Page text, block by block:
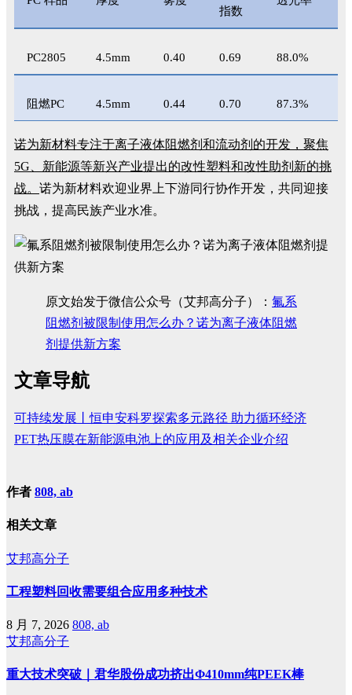
指数
PC2805 4.5mm 0.40 0.69 88.0%
阻燃PC 4.5mm 0.44 0.70 87.3%
诺为新材料专注于离子液体阻燃剂和流动剂的开发，聚焦
5G、新能源等新兴产业提出的改性塑料和改性助剂新的挑
战。 诺为新材料欢迎业界上下游同行协作开发，共同迎接
挑战，提高民族产业水准。
原文始发于微信公众号（艾邦高分子）： ​氟系
阻燃剂被限制使用怎么办？诺为离子液体阻燃
剂提供新方案
文章导航
可持续发展丨恒申安科罗探索多元路径 助力循环经济
PET热压膜在新能源电池上的应用及相关企业介绍
作者 808, ab
相关文章
艾邦高分子
工程塑料回收需要组合应用多种技术
8 月 7, 2026 808, ab
艾邦高分子
重大技术突破｜君华股份成功挤出Φ410mm纯PEEK棒